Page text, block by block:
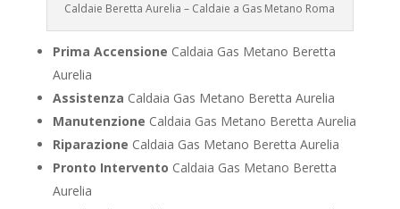
Caldaie Beretta Aurelia – Caldaie a Gas Metano Roma
Prima Accensione Caldaia Gas Metano Beretta
Aurelia
Assistenza Caldaia Gas Metano Beretta Aurelia
Manutenzione Caldaia Gas Metano Beretta Aurelia
Riparazione Caldaia Gas Metano Beretta Aurelia
Pronto Intervento Caldaia Gas Metano Beretta
Aurelia